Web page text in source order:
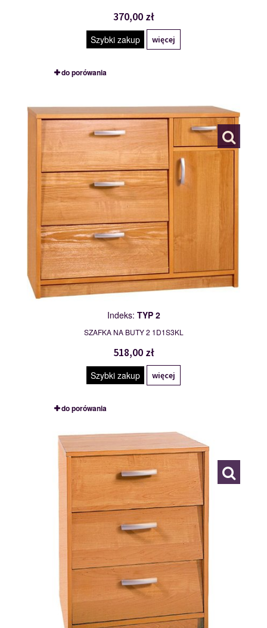
370,00 zł
Szybki zakup więcej
do porówania
111485
Indeks: TYP 2
SZAFKA NA BUTY 2 1D1S3KL
518,00 zł
Szybki zakup więcej
do porówania